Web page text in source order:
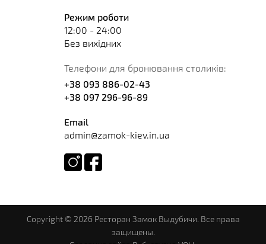
Режим роботи
12:00 - 24:00
Без вихідних
Телефони для бронювання столиків:
+38 093 886-02-43
+38 097 296-96-89
Email
admin@zamok-kiev.in.ua
Copyright © 2026 Ресторан Замок Выдубичи. Все права
защищены.